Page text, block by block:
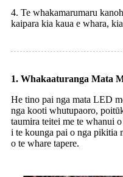
4. Te whakamarumaru
kaipara kia kaua e whara,
1. Whakaaturanga Mata
He tino pai nga mata LED
nga kooti whutupaoro,
taumira teitei me te whanui
i te kounga pai o nga pikitia
o te whare tapere.